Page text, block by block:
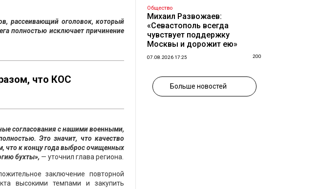
рассеивающий оголовок, который
полностью исключает причинение
что КОС
согласования с нашими военными,
Это значит, что качество
что к концу года выброс очищенных
бухты», — уточнил глава региона.
заключение повторной
высокими темпами и закупить
Общество
Михаил Развожаев:
«Севастополь всегда
чувствует поддержку
Москвы и дорожит ею»
07.08.2026 17:25 200
Больше новостей